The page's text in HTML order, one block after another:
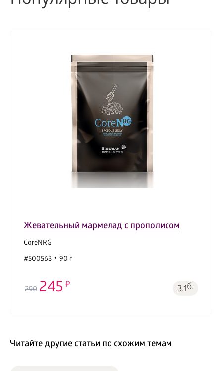
Жевательный мармелад с прополисом
CoreNRG
#500563
90 г
290 245 3.1б.
Читайте другие статьи по схожим темам